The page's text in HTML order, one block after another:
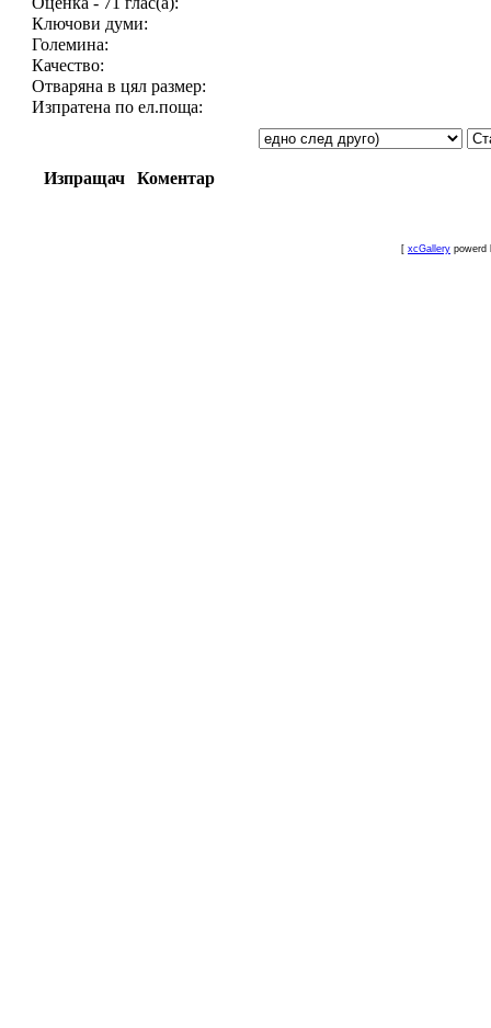
Ключови думи:
Големина:
Качество:
Отваряна в цял размер:
Изпратена по ел.поща:
Изпращач Коментар
[ xcGallery